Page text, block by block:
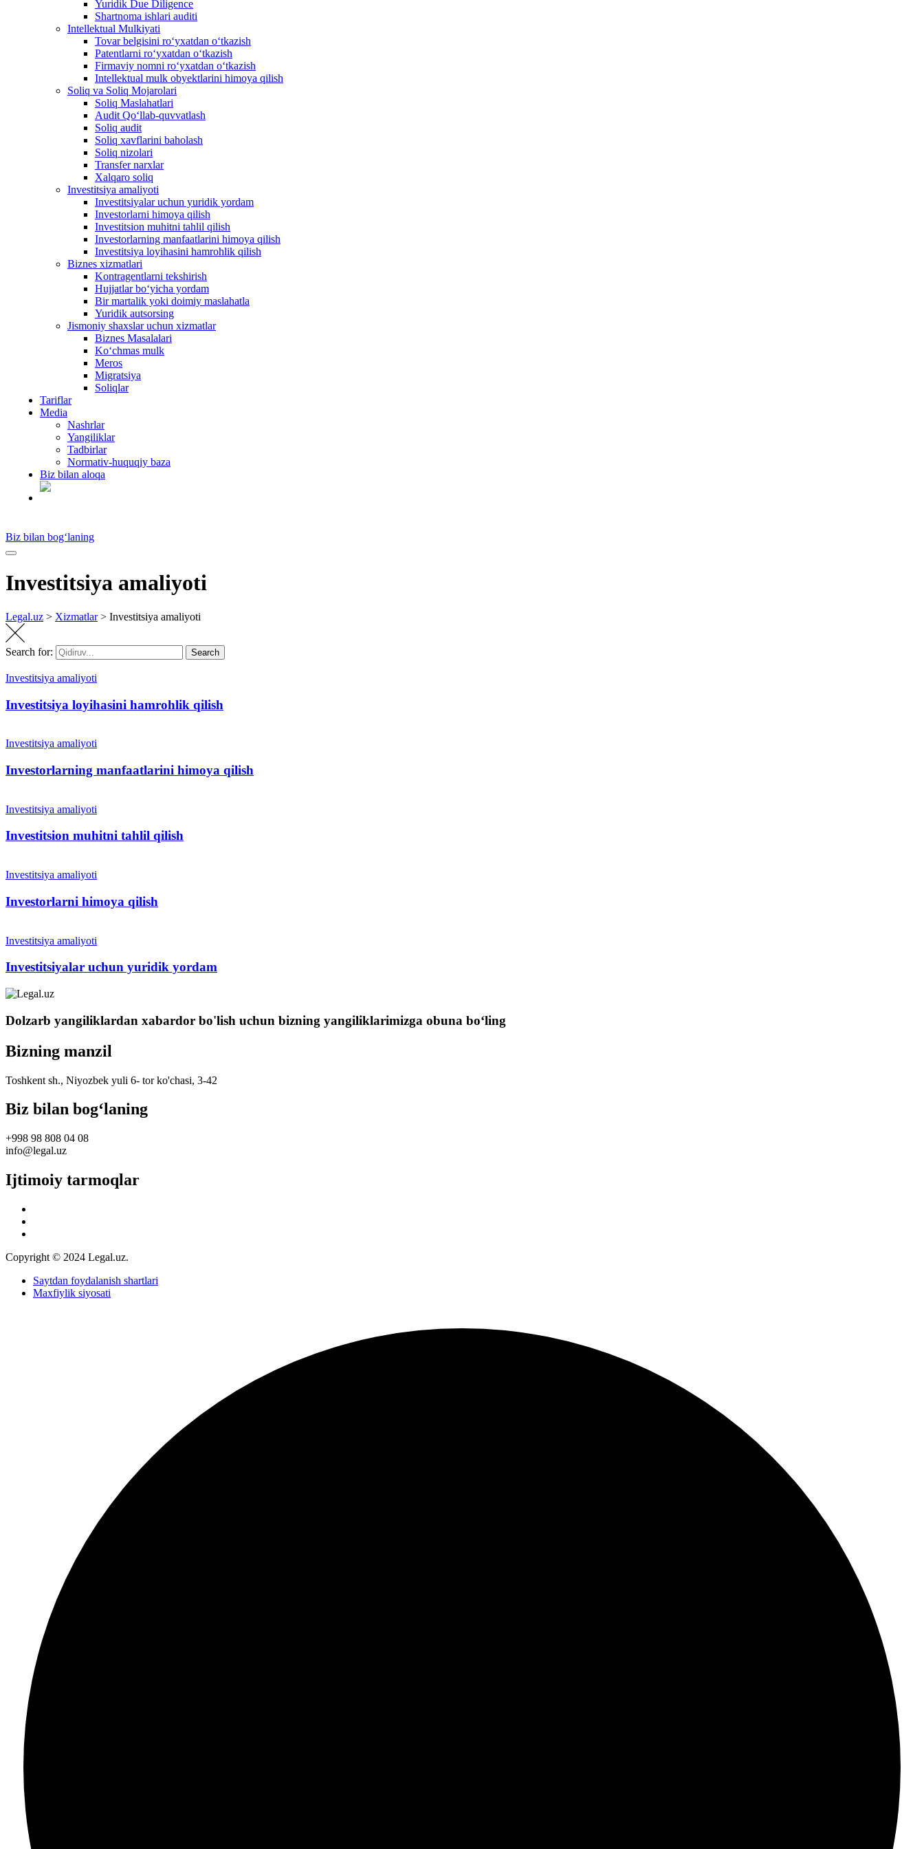
Yuridik Due Diligence
Shartnoma ishlari auditi
Intellektual Mulkiyati
Tovar belgisini roʻyxatdan oʻtkazish
Patentlarni roʻyxatdan oʻtkazish
Firmaviy nomni roʻyxatdan oʻtkazish
Intellektual mulk obyektlarini himoya qilish
Soliq va Soliq Mojarolari
Soliq Maslahatlari
Audit Qo‘llab-quvvatlash
Soliq audit
Soliq xavflarini baholash
Soliq nizolari
Transfer narxlar
Xalqaro soliq
Investitsiya amaliyoti
Investitsiyalar uchun yuridik yordam
Investorlarni himoya qilish
Investitsion muhitni tahlil qilish
Investorlarning manfaatlarini himoya qilish
Investitsiya loyihasini hamrohlik qilish
Biznes xizmatlari
Kontragentlarni tekshirish
Hujjatlar bo‘yicha yordam
Bir martalik yoki doimiy maslahatla
Yuridik autsorsing
Jismoniy shaxslar uchun xizmatlar
Biznes Masalalari
Ko‘chmas mulk
Meros
Migratsiya
Soliqlar
Tariflar
Media
Nashrlar
Yangiliklar
Tadbirlar
Normativ-huquqiy baza
Biz bilan aloqa
Biz bilan bog‘laning
Investitsiya amaliyoti
Legal.uz > Xizmatlar> Investitsiya amaliyoti
Search for: Search
Investitsiya amaliyoti
Investitsiya loyihasini hamrohlik qilish
Investitsiya amaliyoti
Investorlarning manfaatlarini himoya qilish
Investitsiya amaliyoti
Investitsion muhitni tahlil qilish
Investitsiya amaliyoti
Investorlarni himoya qilish
Investitsiya amaliyoti
Investitsiyalar uchun yuridik yordam
Dolzarb yangiliklardan xabardor bo'lish uchun bizning yangiliklarimizga obuna boʻling
Bizning manzil
Toshkent sh., Niyozbek yuli 6- tor ko'chasi, 3-42
Biz bilan bog‘laning
+998 98 808 04 08
info@legal.uz
Ijtimoiy tarmoqlar
Copyright © 2024 Legal.uz.
Saytdan foydalanish shartlari
Maxfiylik siyosati